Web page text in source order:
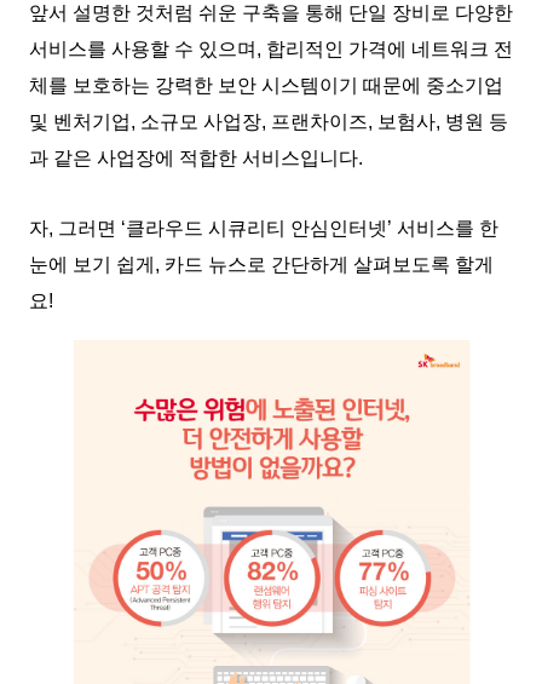
앞서 설명한 것처럼 쉬운 구축을 통해 단일 장비로 다양한
서비스를 사용할 수 있으며, 합리적인 가격에 네트워크 전
체를 보호하는 강력한 보안 시스템이기 때문에 중소기업
및 벤처기업, 소규모 사업장, 프랜차이즈, 보험사, 병원 등
과 같은 사업장에 적합한 서비스입니다.
자, 그러면 ‘클라우드 시큐리티 안심인터넷’ 서비스를 한
눈에 보기 쉽게, 카드 뉴스로 간단하게 살펴보도록 할게
요!